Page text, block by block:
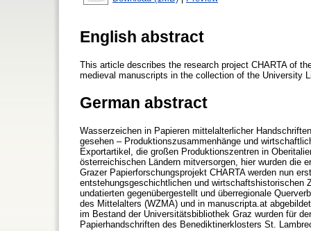
English abstract
This article describes the research project CHARTA of
medieval manuscripts in the collection of the University
German abstract
Wasserzeichen in Papieren mittelalterlicher
gesehen – Produktionszusammenhänge und
Exportartikel, die großen Produktionszentren in
österreichischen Ländern mitversorgen, hier wurden die
Grazer Papierforschungsprojekt CHARTA werden nun
entstehungsgeschichtlichen und wirtschaftshistorischen
undatierten gegenübergestellt und überregionale
des Mittelalters (WZMA) und in manuscripta.at
im Bestand der Universitätsbibliothek Graz wurden für
Papierhandschriften des Benediktinerklosters St.